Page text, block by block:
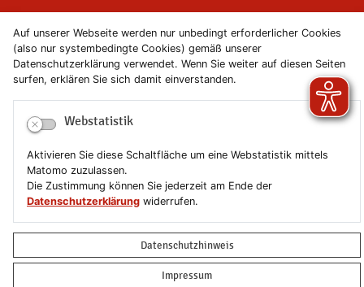
Auf unserer Webseite werden nur unbedingt erforderlicher Cookies
(also nur systembedingte Cookies) gemäß unserer
Datenschutzerklärung verwendet. Wenn Sie weiter auf diesen Seiten
surfen, erklären Sie sich damit einverstanden.
Webstatistik
Aktivieren Sie diese Schaltfläche um eine Webstatistik mittels
Matomo zuzulassen.
Die Zustimmung können Sie jederzeit am Ende der
Datenschutzerklärung widerrufen.
Datenschutzhinweis
Impressum
Newsletter
Newsletterabmeldung
Impressum
Erklärung zur Barrierefreiheit